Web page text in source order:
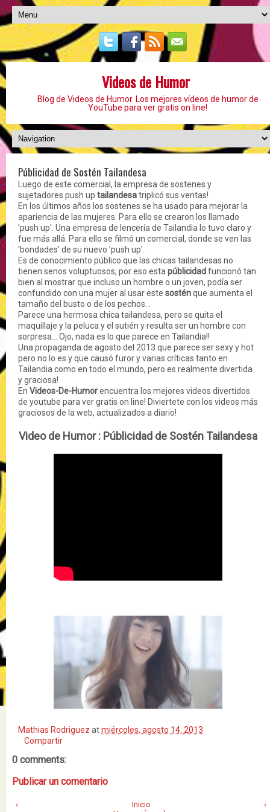
Videos de Humor
Blog de Videos de Humor. Los mejores vídeos de humor de
YouTube para ver gratis on line!
Públicidad de Sostén Tailandesa
Luego de este comercial, la empresa de sostenes y
sujetadores push up tailandesatriplicó sus ventas!
En los últimos años los sostenes se ha usado para mejorar la
apariencia de las mujeres. Para ello se crearon los llamado
'push up'. Una empresa de lencería de Tailandia lo tuvo claro y
fue más allá. Para ello se filmó un comercial, donde se ven las
'bondades' de su nuevo 'push up'.
Es de conocimiento público que las chicas tailandesas no
tienen senos voluptuosos, por eso esta públicidadfuncionó tan
bien al mostrar que incluso un hombre o un joven, podía ser
confundido con una mujer al usar este sosténque aumenta el
tamaño del busto o de los pechos...
Parece una hermosa chica tailandesa, pero se quita el
maquillaje y la peluca y el sutién y resulta ser un hombre con
sorpresa... Ojo, nada es lo que parece en Tailandia!!
Una propaganda de agosto del 2013 que parece ser sexy y hot
pero no lo es y que causó furor y varias críticas tanto en
Tailandia como en todo el mundo, pero es realmente divertida
y graciosa!
En Videos-De-Humorencuentra los mejores videos divertidos
de youtube para ver gratis on line! Diviertete con los videos más
graciosos de la web, actualizados a diario!
Video de Humor : Públicidad de Sostén Tailandesa
Mathias Rodriguez atmiércoles, agosto 14, 2013
Compartir
0 comments:
Publicar un comentario
‹ ›
Inicio